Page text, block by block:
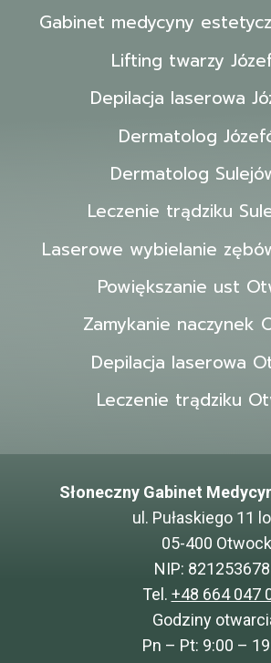
Gabinet medycyny
Lifting twarzy
Depilacja laserowa
Dermatolog
Dermatolog
Leczenie trądziku
Laserowe wybielanie
Powiększanie ust
Zamykanie naczynek
Depilacja laserowa
Leczenie trądziku
Słoneczny Gabinet
ul. Pułaskiego 11
05-400 Otwock
NIP:
Tel. +48 664 047
Godziny
Pn – Pt: 9:00 –